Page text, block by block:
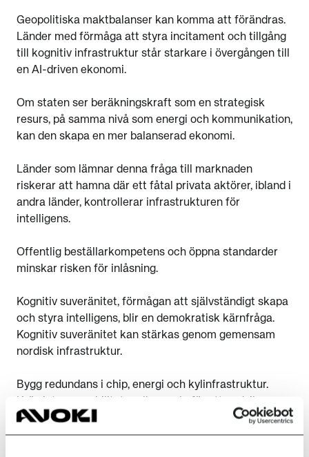
Geopolitiska maktbalanser kan komma att förändras.
Länder med förmåga att styra incitament och tillgång
till kognitiv infrastruktur står starkare i övergången till
en AI-driven ekonomi.
Om staten ser beräkningskraft som en strategisk
resurs, på samma nivå som energi och kommunikation,
kan den skapa en mer balanserad ekonomi.
Länder som lämnar denna fråga till marknaden
riskerar att hamna där ett fåtal privata aktörer, ibland i
andra länder, kontrollerar infrastrukturen för
intelligens.
Offentlig beställarkompetens och öppna standarder
minskar risken för inlåsning.
Kognitiv suveränitet, förmågan att självständigt skapa
och styra intelligens, blir en demokratisk kärnfråga.
Kognitiv suveränitet kan stärkas genom gemensam
nordisk infrastruktur.
Bygg redundans i chip, energi och kylinfrastruktur.
inlåsning.
Exit-plan ska vara ett krav i varje offentlig